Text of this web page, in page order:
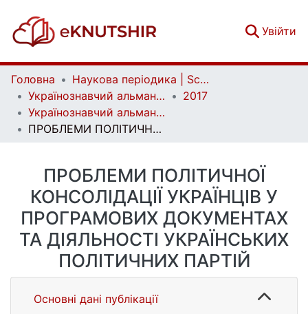
Увійти
Головна
Наукова періодика | Scientific periodicals
Українознавчий альманах | Almanac of Ukrainian Studies
2017
Українознавчий альманах. Випуск 21
ПРОБЛЕМИ ПОЛІТИЧНОЇ КОНСОЛІДАЦІЇ УКРАЇНЦІВ У ПРОГРАМОВИХ ДОКУМЕНТАХ ТА ДІЯЛЬНОСТІ УКРАЇНСЬКИХ ПОЛІТИЧНИХ ПАРТІЙ
ПРОБЛЕМИ ПОЛІТИЧНОЇ
КОНСОЛІДАЦІЇ УКРАЇНЦІВ У
ПРОГРАМОВИХ ДОКУМЕНТАХ
ТА ДІЯЛЬНОСТІ УКРАЇНСЬКИХ
ПОЛІТИЧНИХ ПАРТІЙ
Основні дані публікації